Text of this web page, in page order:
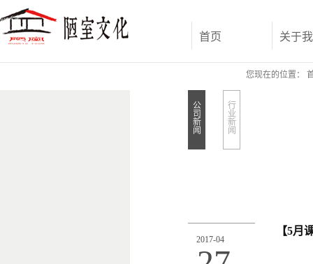
首页 关于
您现在的位置：
公
司
新
闻
行
业
新
闻
2017-04
【5月